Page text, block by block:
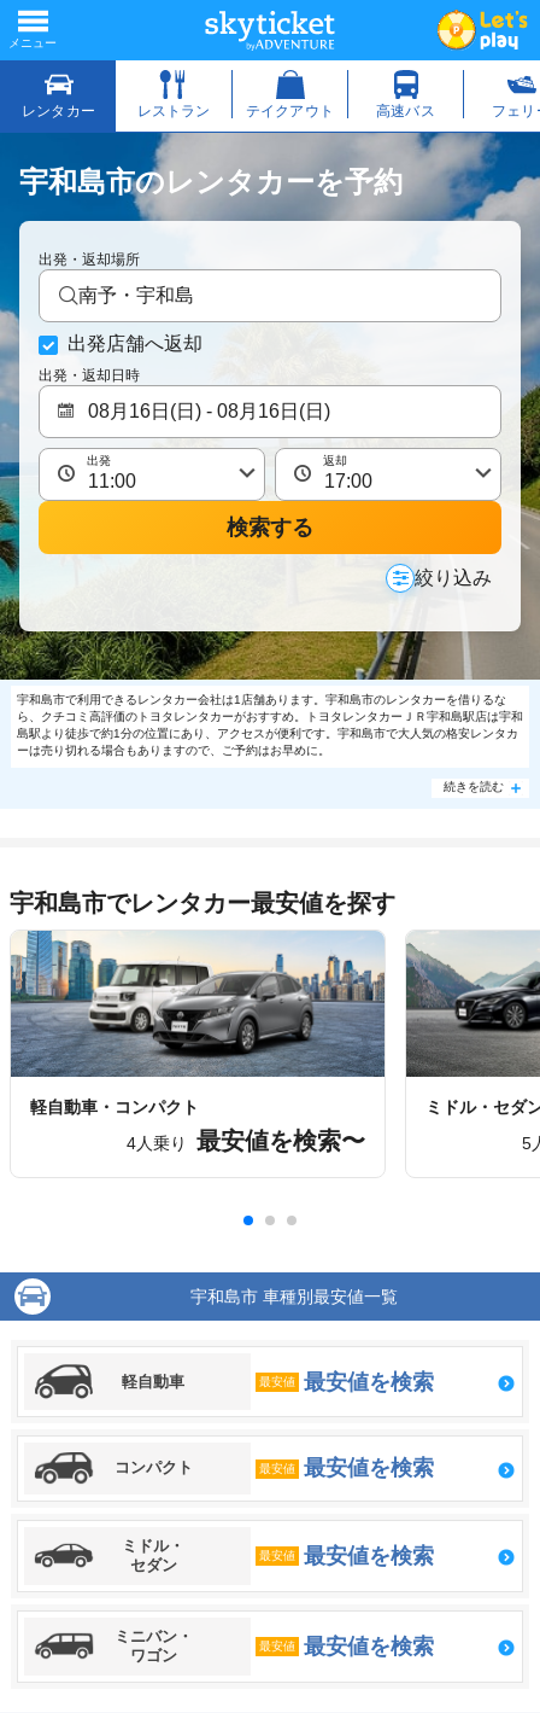
宇和島市のレンタカーを予約
出発・返却場所
南予・宇和島
出発店舗へ返却
出発・返却日時
出発 返却
検索する
絞り込み
宇和島市で利用できるレンタカー会社は1店舗あります。宇和島市のレンタカーを借りるな
ら、クチコミ高評価のトヨタレンタカーがおすすめ。トヨタレンタカーＪＲ宇和島駅店は宇和
島駅より徒歩で約1分の位置にあり、アクセスが便利です。宇和島市で大人気の格安レンタカ
ーは売り切れる場合もありますので、ご予約はお早めに。
続きを読む
宇和島市でレンタカー最安値を探す
軽自動車・コンパクト
4人乗り
最安値を検索〜
ミドル・セダ
5
宇和島市 車種別最安値一覧
軽自動車 最安値 最安値を検索
コンパクト 最安値 最安値を検索
ミドル・
セダン
最安値 最安値を検索
ミニバン・
ワゴン
最安値 最安値を検索